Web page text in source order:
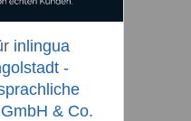
inlingua
-
& Co.